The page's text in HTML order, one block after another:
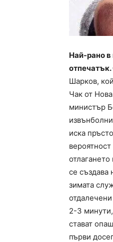
Най-рано в
Шарков,
Чак от
министър
иска
се създава
зимата
2-3
стават
първи